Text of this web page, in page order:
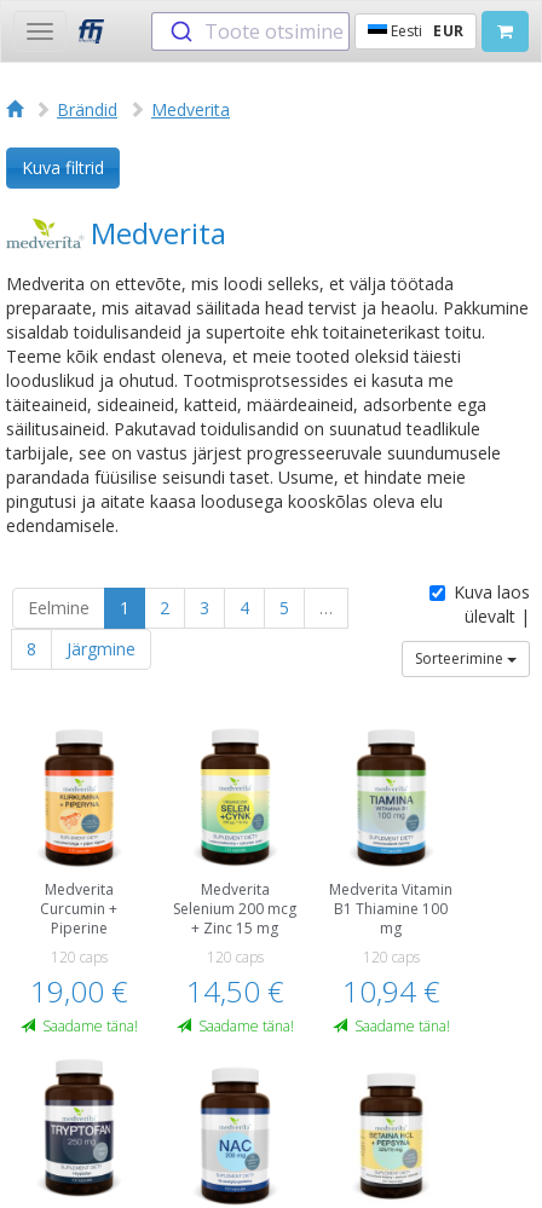
Toggle
navigation
Toote otsimine Eesti EUR
Brändid Medverita
Kuva filtrid
Medverita
Medverita on ettevõte, mis loodi selleks, et välja töötada
preparaate, mis aitavad säilitada head tervist ja heaolu. Pakkumine
sisaldab toidulisandeid ja supertoite ehk toitaineterikast toitu.
Teeme kõik endast oleneva, et meie tooted oleksid täiesti
looduslikud ja ohutud. Tootmisprotsessides ei kasuta me
täiteaineid, sideaineid, katteid, määrdeaineid, adsorbente ega
säilitusaineid. Pakutavad toidulisandid on suunatud teadlikule
tarbijale, see on vastus järjest progresseeruvale suundumusele
parandada füüsilise seisundi taset. Usume, et hindate meie
pingutusi ja aitate kaasa loodusega kooskõlas oleva elu
edendamisele.
Eelmine 1 2 3 4 5
…
8
Järgmine
Kuva laos
ülevalt |
Sorteerimine
Medverita
Curcumin +
Piperine
120 caps
19,00 €
Saadame täna!
Medverita
Selenium 200 mcg
+ Zinc 15 mg
120 caps
14,50 €
Saadame täna!
Medverita Vitamin
B1 Thiamine 100
mg
120 caps
10,94 €
Saadame täna!